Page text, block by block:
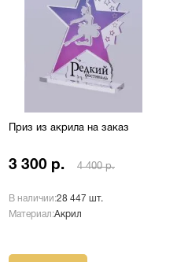
Приз из акрила на заказ
3 300 р. 4 400 р.
В наличии:28 447 шт.
Материал:Акрил